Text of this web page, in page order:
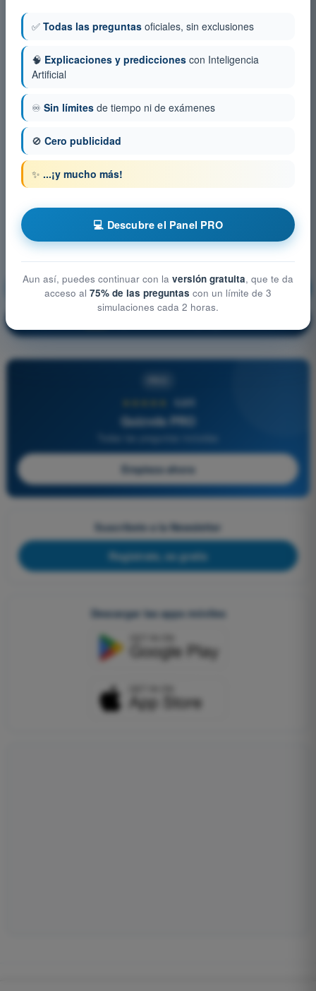
Principios de Vuelo (Avión) ¡Entrenamiento!
4,6/5
Quizvds PRO
Empieza ahora
Suscríbete a la Newsletter
Regístrate, es gratis
Descargar las apps móviles
✅ Todas las preguntas oficiales, sin exclusiones
🧠 Explicaciones y predicciones con Inteligencia
Artificial
♾️ Sin límites de tiempo ni de exámenes
🚫 Cero publicidad
✨ ...¡y mucho más!
💻 Descubre el Panel PRO
Aun así, puedes continuar con la versión gratuita, que te da
acceso al 75% de las preguntas con un límite de 3
simulaciones cada 2 horas.